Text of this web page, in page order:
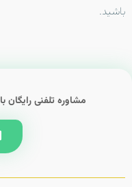
باشید.
مشاوره تلفنی رایگان